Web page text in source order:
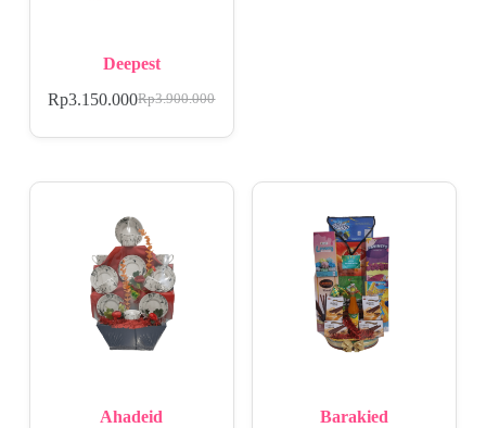
Deepest
Rp3.900.000
Rp3.150.000
Ahadeid Barakied